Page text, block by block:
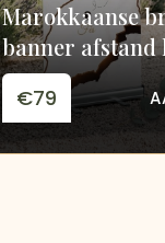
Marokkaanse
banner afstand
€79